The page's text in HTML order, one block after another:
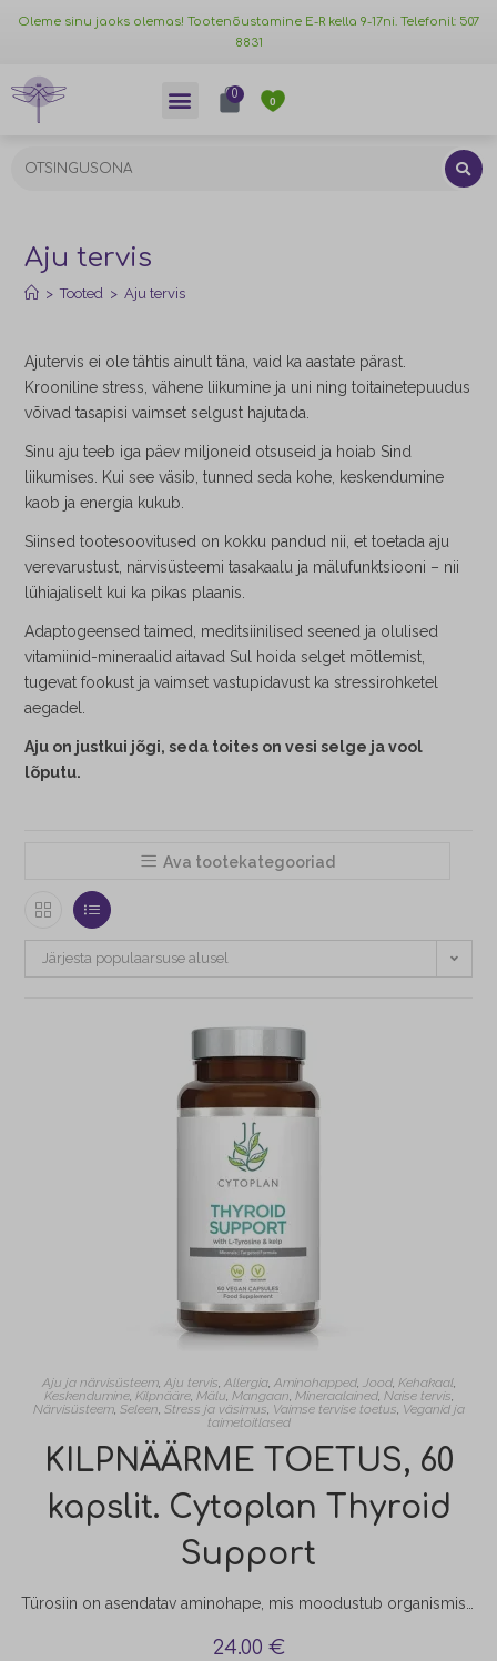
Oleme sinu jaoks olemas! Tootenõustamine E-R kella 9-17ni. Telefonil: 507
8831
0
0
Aju tervis
> Tooted > Aju tervis
Ajutervis ei ole tähtis ainult täna, vaid ka aastate pärast.
Krooniline stress, vähene liikumine ja uni ning toitainetepuudus
võivad tasapisi vaimset selgust hajutada.
Sinu aju teeb iga päev miljoneid otsuseid ja hoiab Sind
liikumises. Kui see väsib, tunned seda kohe, keskendumine
kaob ja energia kukub.
Siinsed tootesoovitused on kokku pandud nii, et toetada aju
verevarustust, närvisüsteemi tasakaalu ja mälufunktsiooni – nii
lühiajaliselt kui ka pikas plaanis.
Adaptogeensed taimed, meditsiinilised seened ja olulised
vitamiinid-mineraalid aitavad Sul hoida selget mõtlemist,
tugevat fookust ja vaimset vastupidavust ka stressirohketel
aegadel.
Aju on justkui jõgi, seda toites on vesi selge ja vool
lõputu.
Ava tootekategooriad
Järjesta populaarsuse alusel
Aju ja närvisüsteem, Aju tervis, Allergia, Aminohapped, Jood, Kehakaal,
Keskendumine, Kilpnääre, Mälu, Mangaan, Mineraalained, Naise tervis,
Närvisüsteem, Seleen, Stress ja väsimus, Vaimse tervise toetus, Veganid ja
taimetoitlased
KILPNÄÄRME TOETUS, 60
kapslit. Cytoplan Thyroid
Support
Türosiin on asendatav aminohape, mis moodustub organismis asendamatust aminohappest fenüülalaniinist. L-türosiin on oluline, sest: • Soodustab head tuju ja aitab võidelda stressiga; • Aitab vältida laiskust, apaatiat, kurvameelsust ja migreeni; • Aitab stressi maha võtta; • Aitab peavalude ja närvisüsteemihäirete korral; • Võib edukalt aidata kroonilise väsimuse sündroomi korral; • Tõstab aju töövõimet: aitab kaasa tähelepanu koondamisele ja mälu paranemisele;…
24.00 €